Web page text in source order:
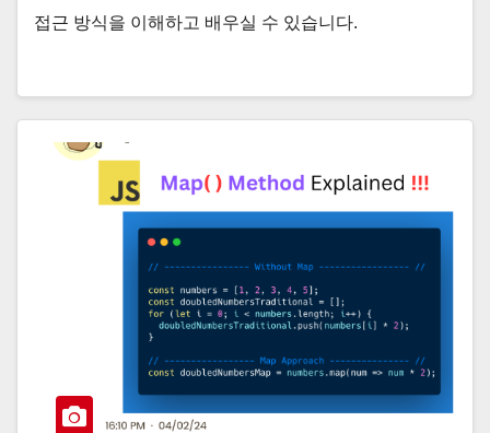
접근 방식을 이해하고 배우실 수 있습니다.